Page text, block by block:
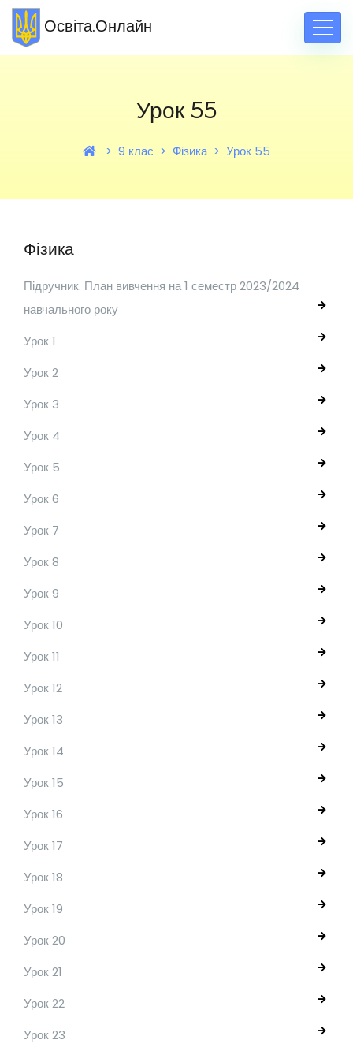
Освіта.Онлайн
Урок 55
9 клас Фізика Урок 55
Фізика
Підручник. План вивчення на 1 семестр 2023/2024
навчального року
Урок 1
Урок 2
Урок 3
Урок 4
Урок 5
Урок 6
Урок 7
Урок 8
Урок 9
Урок 10
Урок 11
Урок 12
Урок 13
Урок 14
Урок 15
Урок 16
Урок 17
Урок 18
Урок 19
Урок 20
Урок 21
Урок 22
Урок 23